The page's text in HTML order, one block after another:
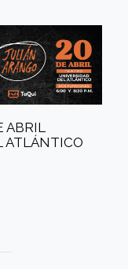
ATLÁNTICO